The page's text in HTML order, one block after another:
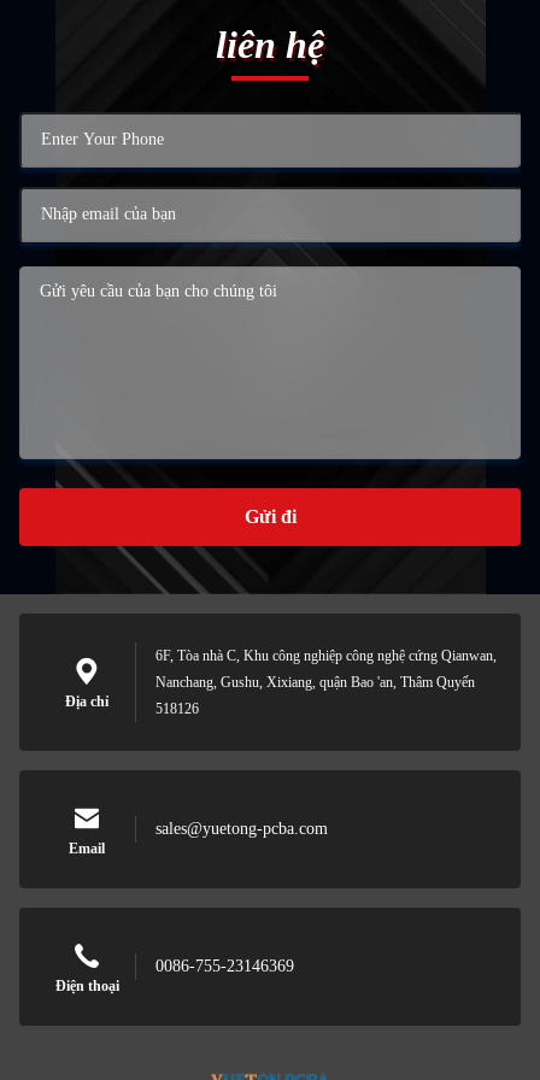
liên hệ
Gửi đi
Địa chỉ
6F, Tòa nhà C, Khu công nghiệp công nghệ cứng Qianwan,
Nanchang, Gushu, Xixiang, quận Bao 'an, Thâm Quyến
518126
Email
sales@yuetong-pcba.com
Điện thoại
0086-755-23146369